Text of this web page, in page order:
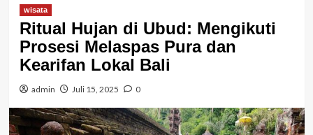
wisata
Ritual Hujan di Ubud: Mengikuti
Prosesi Melaspas Pura dan
Kearifan Lokal Bali
admin Juli 15, 2025 0